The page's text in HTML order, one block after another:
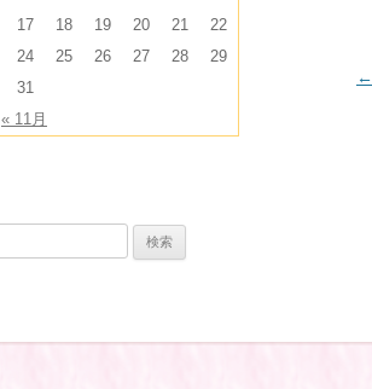
←
« 11月
17 18 19 20 21
22
24 25 26 27 28
29
31